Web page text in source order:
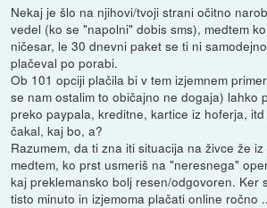
Nekaj je šlo na njihovi/tvoji strani očitno
vedel (ko se "napolni" dobis sms), medtem
ničesar, le 30 dnevni paket se ti ni
plačeval po porabi.
Ob 101 opciji plačila bi v tem izjemnem
se nam ostalim to običajno ne dogaja) lahko
preko paypala, kreditne, kartice iz hoferja,
čakal, kaj bo, a?
Razumem, da ti zna iti situacija na živce že
medtem, ko prst usmeriš na "neresnega"
kaj preklemansko bolj resen/odgovoren. Ker
tisto minuto in izjemoma plačati online ročno